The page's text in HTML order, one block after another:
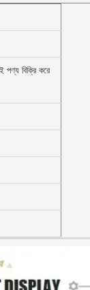
বিক্রি করে